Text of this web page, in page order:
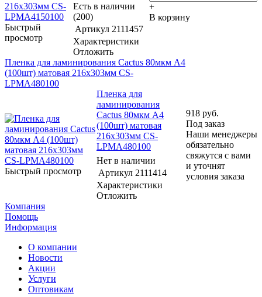
Быстрый
просмотр
Есть в наличии
(200)
Артикул 2111457
Характеристики
Отложить
+
В корзину
Пленка для ламинирования Cactus 80мкм A4
(100шт) матовая 216x303мм CS-
LPMА480100
Быстрый просмотр
Пленка для
ламинирования
Cactus 80мкм A4
(100шт) матовая
216x303мм CS-
LPMА480100
Нет в наличии
Артикул 2111414
Характеристики
Отложить
918 руб.
Под заказ
Наши менеджеры
обязательно
свяжутся с вами
и уточнят
условия заказа
Компания
Помощь
Информация
О компании
Новости
Акции
Услуги
Оптовикам